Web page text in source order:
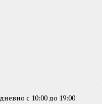
с 10:00 до 19:00